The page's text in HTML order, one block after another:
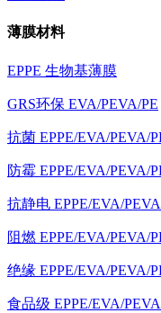
薄膜材料
EPPE 生物基薄膜
GRS环保 EVA/PEVA/PE
抗菌 EPPE/EVA/PEVA/
防霉 EPPE/EVA/PEVA/
抗静电 EPPE/EVA/
阻燃 EPPE/EVA/PEVA/
绝缘 EPPE/EVA/PEVA/
食品级 EPPE/EVA/